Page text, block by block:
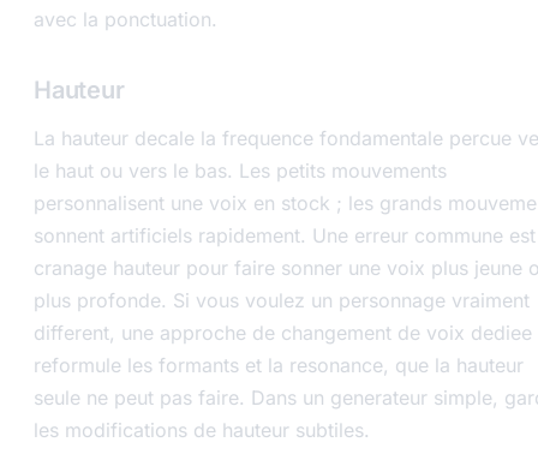
avec la ponctuation.
Hauteur
La hauteur decale la frequence fondamentale percue
le haut ou vers le bas. Les petits mouvements
personnalisent une voix en stock ; les grands
sonnent artificiels rapidement. Une erreur commune
cranage hauteur pour faire sonner une voix plus jeune
plus profonde. Si vous voulez un personnage vraiment
different, une approche de changement de voix dediee
reformule les formants et la resonance, que la hauteur
seule ne peut pas faire. Dans un generateur simple,
les modifications de hauteur subtiles.